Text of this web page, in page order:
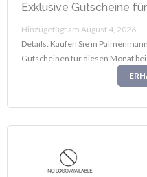
Exklusive Gutscheine
Hinzugefügt am August 4, 2026.
Details: Kaufen Sie in
Gutscheinen für diesen Monat